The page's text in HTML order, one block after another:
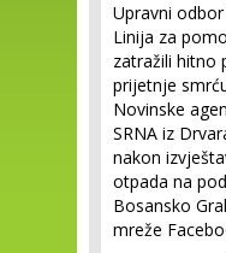
Upravni
Linija za
zatražili hitno
prijetnje
Novinske
SRNA iz
nakon
otpada na
Bosansko
mreže